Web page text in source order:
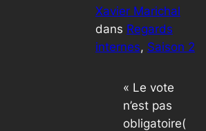
Xavier Marichal
dans Regards
internes, Saison 2
« Le vote
n’est pas
obligatoire(